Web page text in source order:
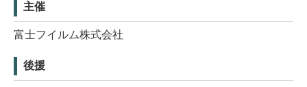
主催
富士フイルム株式会社
後援